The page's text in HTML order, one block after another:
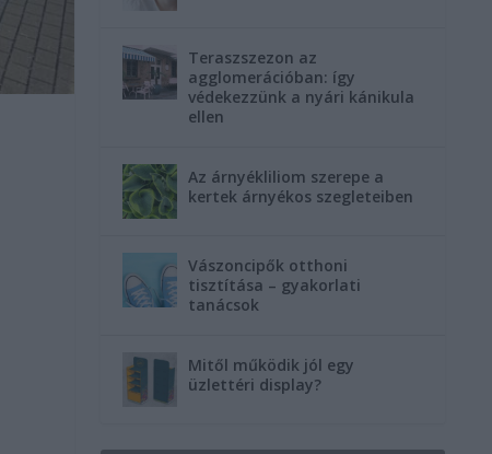
Teraszszezon az
agglomerációban: így
védekezzünk a nyári kánikula
ellen
Az árnyékliliom szerepe a
kertek árnyékos szegleteiben
Vászoncipők otthoni
tisztítása – gyakorlati
tanácsok
Mitől működik jól egy
üzlettéri display?